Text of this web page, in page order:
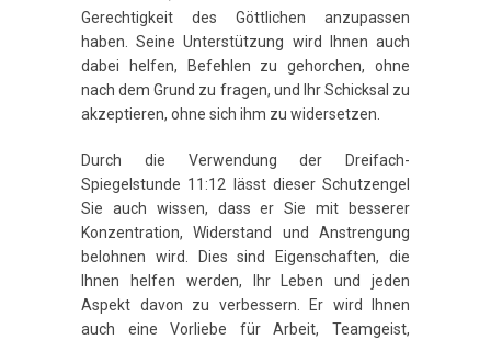
Gerechtigkeit des Göttlichen anzupassen
haben. Seine Unterstützung wird Ihnen auch
dabei helfen, Befehlen zu gehorchen, ohne
nach dem Grund zu fragen, und Ihr Schicksal zu
akzeptieren, ohne sich ihm zu widersetzen.
Durch die Verwendung der Dreifach-
Spiegelstunde 11:12 lässt dieser Schutzengel
Sie auch wissen, dass er Sie mit besserer
Konzentration, Widerstand und Anstrengung
belohnen wird. Dies sind Eigenschaften, die
Ihnen helfen werden, Ihr Leben und jeden
Aspekt davon zu verbessern. Er wird Ihnen
auch eine Vorliebe für Arbeit, Teamgeist,